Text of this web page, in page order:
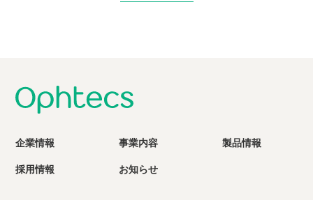
企業情報 事業内容 製品情報
採用情報 お知らせ